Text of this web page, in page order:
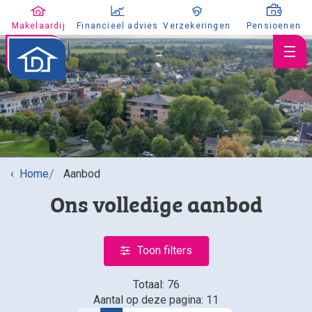
Makelaardij Financieel advies Verzekeringen Pensioenen
Huis taxeren
Aanbod
Koopaanbod
Nieuwbouw
Home Aanbod
Ons volledige aanbod
Toon filters
Totaal: 76
Aantal op deze pagina: 11